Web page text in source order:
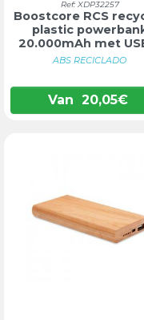
Ref: XDP32257
Boostcore RCS
plastic
20.000mAh met
ABS RECICLADO
Van 20,05€